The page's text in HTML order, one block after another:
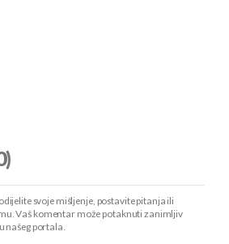
svoje mišljenje, postavite pitanja ili
Vaš komentar može potaknuti zanimljiv
našeg portala.